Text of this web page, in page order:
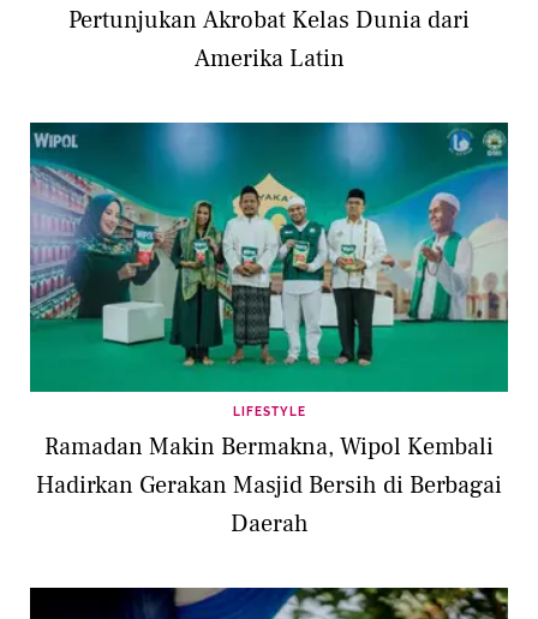
Pertunjukan Akrobat Kelas Dunia dari
Amerika Latin
LIFESTYLE
Ramadan Makin Bermakna, Wipol Kembali
Hadirkan Gerakan Masjid Bersih di Berbagai
Daerah